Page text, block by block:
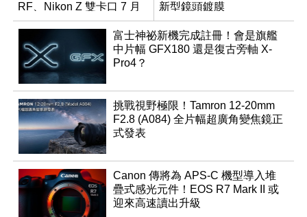
RF、Nikon Z 雙卡口 7 月
同步登台
新型鏡頭鍍膜
富士神祕新機完成註冊！會是旗艦
中片幅 GFX180 還是復古旁軸 X-
Pro4？
挑戰視野極限！Tamron 12-20mm
F2.8 (A084) 全片幅超廣角變焦鏡正
式發表
Canon 傳將為 APS-C 機型導入堆
疊式感光元件！EOS R7 Mark II 或
迎來高速讀出升級